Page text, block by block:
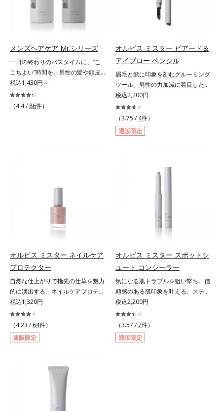
ータイプはクレンジングによる洗顔
が必要です。※衣服につかないよう
にご注意ください。衣服に色がつい
てください。
分を組み合わせた「MULTI-３※」
を配合。さらに、ミツロウ、ヒアル
ロン酸、コラーゲン配合で、唇にう
ス、ビワ葉エキス、カミツレ花エキ
毛穴の汚れをしっかり洗い流す期待
感が高まる黒と、優しく肌に吸い付
くようなとろけ感のジェル状テクス
っかり洗い流し、洗いあがりはつる
んとした肌に。泡立て不要であわた
だしい朝も疲れて帰ってきた夜も手
軽にご使用いただけます。*1 リパ
ーゼ、リンゴ酸*2 イソステアリル
アスコルビルリン酸２Na、プラン
クトンエキス、ハス花エキス、乳酸
桿菌/セイヨウナシ果汁発酵液、ア
ルギニン【ご使用ステップ】オルビ
ス ミスター クレンザー ⇒ 化粧水
ペシャル洗顔としてのご使用をおす
すめいたしますが、クレンジング料
法】①適量(さくらんぼ 1粒程度)を
とり、乾いた肌の上で優しくらせん
②指先の感触が軽くなったら、水ま
たはぬるま湯でよく洗い流します。
※W洗顔は不要です。
メンズヘアケア Mr.シリーズ
一日の終わりのバスタイムに、”こ
こちよい”時間を。男性の髪や頭皮
は汗や余分な皮脂に加え、ハードワ
ックスやスプレーなど性質が異なる
汚れがたまりやすい環境にありま
分と水分のバランスを整え、髪と頭
ンディショナーには髪の1本1本を均
一な膜で包み込む「プレスタイリン
グ成分(*3)」を採用し、コーティン
え、スタイリングしやすい髪へ導き
ます。深呼吸したくなる爽やかでや
さしいグリーン＆ハーブの香りで、
毎日をタフに頑張る男性の心を解き
ほぐします。*1 ラウリルグルコシ
ド、ラウリン酸ポリグリセリル-10
＝皮脂、スタイリング剤など複合的
な汚れを落とす成分*2 グリチルリ
チン酸２K、アルテロモナス発酵エ
おいを与える保湿成分*3 PPG-3カ
プリリルエーテル＝毛髪の水分・油
分を保ち、髪をまとまりやすく整え
税込1,430円～
（4.4 / 86件）
オルビス ミスター ビアード＆
アイブロー ペンシル
眉毛と髭に印象を刻むグルーミング
ツール。男性の力加減に着目した絶
妙な柔らかさと肌なじみ・密着感を
計算したフィックスブレード処方
と、テクニック不要で太い部分も細
い部分も自由自在に描き足せるマル
チブレード処方を採用。眉毛を描き
い印象や髪色に合わせて選べる2色
展開。ブレイブグレー：きりっとし
タイリッシュブラウン。茶色味がか
った髪色の人におすすめ。【ご使用
のスクリューブラシで毛流れを整え
た後、中央から眉山に向かって眉毛
の隙間を埋めるように描きます。②
眉山から眉尻へ描き、眉頭を整えま
す。③最後に、スクリューブラシで
全体を軽くぼかします。■ヒゲやも
みあげに使用する場合①付属のスク
リューブラシで毛流れを整えた後、
軸先の細い方を使って毛を一本ずつ
書き足すように足りない部分や整え
税込2,200円
（3.75 / 4件）
通販限定
オルビス ミスター ネイルケア
プロテクター
自然な仕上がりで指先の仕草を魅力
的に演出する、ネイルケアプロテク
ター。ハーフマットな仕上がりで自
爪をきれいに整え、日常の何気ない
手元・指先の仕草を魅力的に演出す
る、ネイルケアプロテクターで
す。“塗ってる感”がなく、自爪をナ
するだけ。スピーディマット処方で
すばやく乾き、何かと目に触れがち
な指先に、さり気なく信頼感を宿し
ます。【色説明】（01）：”塗って
税込1,320円
（4.23 / 64件）
通販限定
オルビス ミスター スポットシ
ュート コンシーラー
気になる肌トラブルを狙い撃ち。信
頼感のある肌印象を叶える、スティ
ックコンシーラー。自然な仕上がり
とカバー力を両立させた、スティッ
ク状のコンシーラーです。「6mm
口径スポットシューター設計」で、
まるでバスケのシュートを決めるよ
税込2,200円
（3.57 /7件）
通販限定